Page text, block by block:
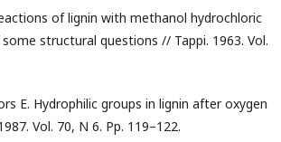
of lignin with methanol hydrochloric
structural questions // Tappi. 1963. Vol.
E. Hydrophilic groups in lignin after oxygen
Vol. 70, N 6. Pp. 119–122.